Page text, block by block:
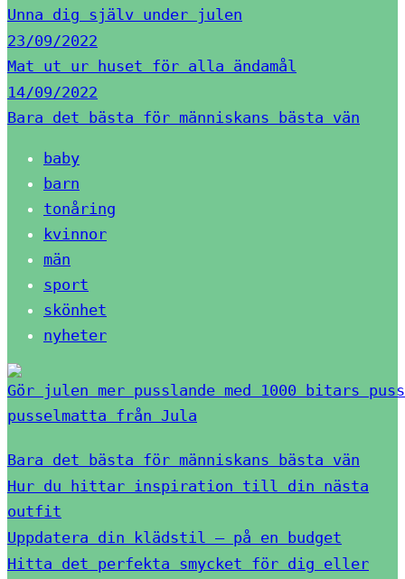
Unna dig själv under julen
23/09/2022
Mat ut ur huset för alla ändamål
14/09/2022
Bara det bästa för människans bästa vän
baby
barn
tonåring
kvinnor
män
sport
skönhet
nyheter
Gör julen mer pusslande med 1000 bitars
pusselmatta från Jula
Bara det bästa för människans bästa vän
Hur du hittar inspiration till din nästa
outfit
Uppdatera din klädstil – på en budget
Hitta det perfekta smycket för dig eller